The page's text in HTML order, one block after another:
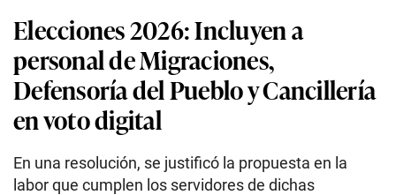
Elecciones 2026: Incluyen a
personal de Migraciones,
Defensoría del Pueblo y Cancillería
en voto digital
En una resolución, se justificó la propuesta en la
labor que cumplen los servidores de dichas